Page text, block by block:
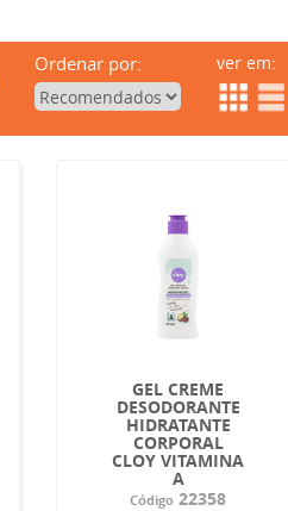
Ordenar por: ver em:
GEL CREME
DESODORANTE
HIDRATANTE
CORPORAL
CLOY VITAMINA
A
Código 22358